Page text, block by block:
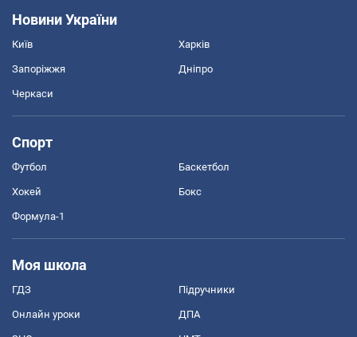
Новини України
Київ Харків
Запоріжжя Дніпро
Черкаси
Спорт
Футбол Баскетбол
Хокей Бокс
Формула-1
Моя школа
ГДЗ Підручники
Онлайн уроки ДПА